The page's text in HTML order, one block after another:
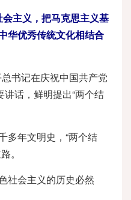
主义，把马克思主义基
华优秀传统文化相结合
书记在庆祝中国共产党
话，鲜明提出“两个结
多年文明史，“两个结
。
社会主义的历史必然